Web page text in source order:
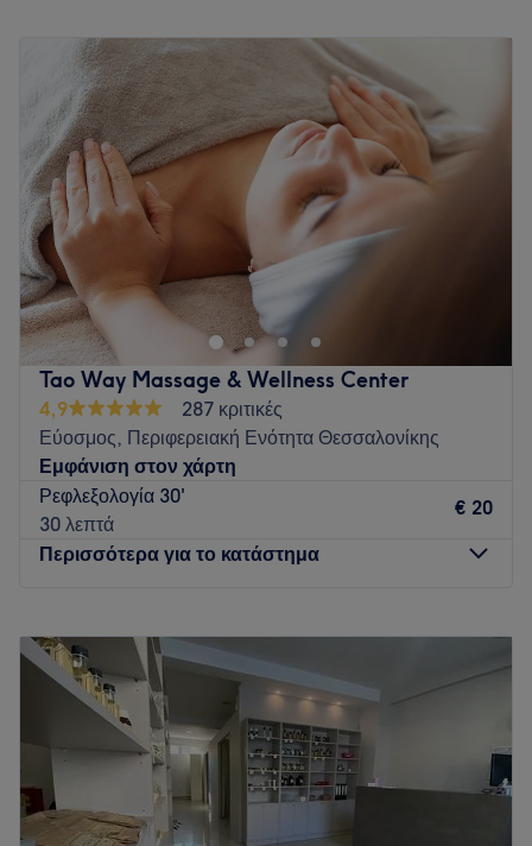
Τρίτη
10:00
Τετάρτη
09:00–
Πέμπτη
09:00– 21:00
Παρασκευή
09:00 – 21:00
Σάββατο
10:00
18:00
Κυριακή
Κλειστό
Οι υπηρεσίες μας έχουν σχεδιαστεί για να καλύψουν κάθε
ανάγκες και απευθύνονται σε μια ευρεία γκάμα ατόμων,
όπως αθλητές υψηλής επίδοσης, εργαζομένων, αλλά και
κάθε ανθρώπου που επιθυμεί να βελτιώσει την ποιότητα
ζωής του. Με κάθε συνεδρία, στοχεύουμε στη βελτίωση της
κυκλοφορίας του αίματος, την ενίσχυση της μυϊκής
ευλυγισίας, και στην προώθηση της ψυχικής ισορροπίας.
Είτε προετοιμάζεστε για έναν αγώνα, είτε αναζητάτε έναν
τρόπο να αυξήσετε την παραγωγικότητά σας στην εργασία
και εν μέρει στην καθημερινή σας ζωή, το μασάζ μπορεί να
αποτελέσει τον σύμμαχό σας σε κάθε προσπάθεια.
Go to venue
Tao Way Massage & Wellness Center
4,9
287 κριτικές
Εύοσμος, Περιφερειακή Ενότητα Θεσσαλονίκης
Εμφάνιση στον χάρτη
Ρεφλεξολογία 30'
30 λεπτά
€ 20
Περισσότερα για το κατάστημα
Τρίτη
Τετάρτη
Πέμπτη
11:00
Παρασκευή
11:00
Σάββατο
13:00
Κυριακή
Κλειστό